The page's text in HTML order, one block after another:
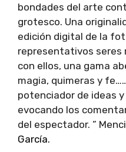
bondades del arte
grotesco. Una
edición digital de la
representativos seres
con ellos, una gama
magia, quimeras y
potenciador de ideas
evocando los
del espectador. ”
García.